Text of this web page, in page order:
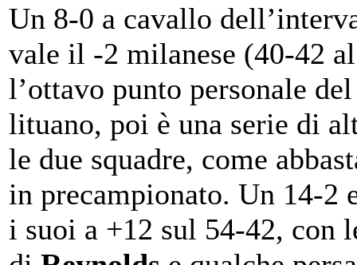
Un 8-0 a cavallo
vale il -2 milanese (40-42
l’ottavo punto personale
lituano, poi è una serie di
le due squadre, come
in precampionato. Un 14-2
i suoi a +12 sul 54-42, con